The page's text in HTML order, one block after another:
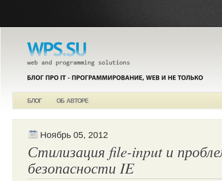
БЛОГ ОБ АВТОРЕ
Ноябрь 05, 2012
Стилизация file-input и
безопасности IE